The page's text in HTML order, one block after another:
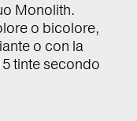
Monolith.
o bicolore,
o con la
tinte secondo